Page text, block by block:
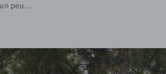
un peu…